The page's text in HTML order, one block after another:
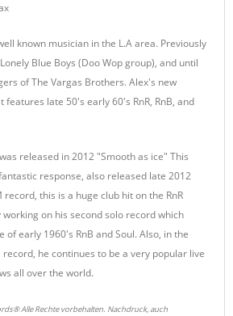
known musician in the L.A area. Previously
Blue Boys (Doo Wop group), and until
of The Vargas Brothers. Alex's new
late 50's early 60's RnR, RnB, and
released in 2012 "Smooth as ice" This
response, also released late 2012
record, this is a huge club hit on the RnR
on his second solo record which
of early 1960's RnB and Soul. Also, in the
record, he continues to be a very popular live
all over the world.
Alle Rechte vorbehalten. Nachdruck, auch